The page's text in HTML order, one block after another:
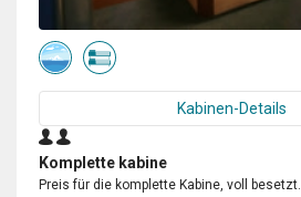
Kabinen-Details
Komplette kabine
Preis für die komplette Kabine, voll besetzt.